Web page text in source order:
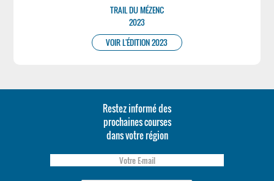
TRAIL DU MÉZENC
2023
VOIR L'ÉDITION 2023
Restez informé des
prochaines courses
dans votre région